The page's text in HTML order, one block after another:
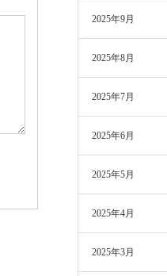
2025年9月
2025年8月
2025年7月
2025年6月
2025年5月
2025年4月
2025年3月